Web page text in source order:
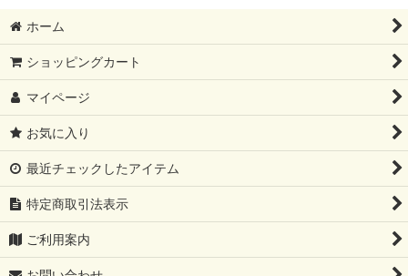
ホーム
ショッピングカート
マイページ
お気に入り
最近チェックしたアイテム
特定商取引法表示
ご利用案内